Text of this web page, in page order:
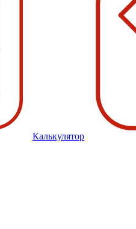
Калькулятор